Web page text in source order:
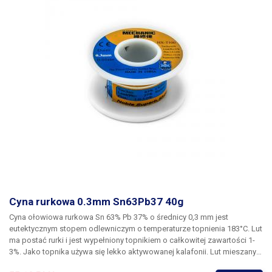
Cyna rurkowa 0.3mm Sn63Pb37 40g
Cyna ołowiowa rurkowa Sn 63% Pb 37% o średnicy 0,3 mm jest
eutektycznym stopem odlewniczym o temperaturze topnienia 183°C. Lut
ma postać rurki i jest wypełniony topnikiem o całkowitej zawartości 1-
3%. Jako topnika używa się lekko aktywowanej kalafonii. Lut mieszany